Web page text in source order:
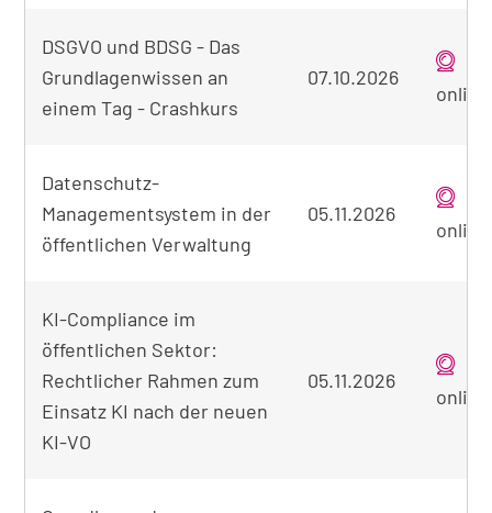
DSGVO und BDSG - Das
Grundlagenwissen an
einem Tag - Crashkurs
07.10.2026
online
Datenschutz-
Managementsystem in der
öffentlichen Verwaltung
05.11.2026
online
KI-Compliance im
öffentlichen Sektor:
Rechtlicher Rahmen zum
Einsatz KI nach der neuen
KI-VO
05.11.2026
online